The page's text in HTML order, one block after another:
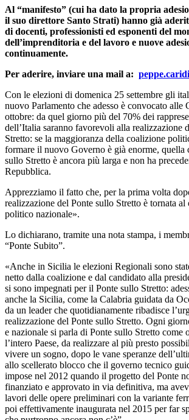
Al “manifesto” (cui ha dato la propria
il suo direttore Santo Strati) hanno già
di docenti, professionisti ed esponenti del
dell’imprenditoria e del lavoro e nuove
continuamente.
Per aderire, inviare una mail a:
Con le elezioni di domenica 25 settembre gli
nuovo Parlamento che adesso è convocato alle
ottobre: da quel giorno più del 70% dei
dell’Italia saranno favorevoli alla realizzazione
Stretto: se la maggioranza della coalizione
formare il nuovo Governo è già enorme, quella
sullo Stretto è ancora più larga e non ha
Repubblica.
Apprezziamo il fatto che, per la prima volta
realizzazione del Ponte sullo Stretto è tornata
politico nazionale».
Lo dichiarano, tramite una nota stampa, i
“Ponte Subito”.
«Anche in Sicilia le elezioni Regionali sono
netto dalla coalizione e dal candidato alla
si sono impegnati per il Ponte sullo Stretto:
anche la Sicilia, come la Calabria guidata da
da un leader che quotidianamente ribadisce
realizzazione del Ponte sullo Stretto. Ogni
e nazionale si parla di Ponte sullo Stretto come
l’intero Paese, da realizzare al più presto
vivere un sogno, dopo le vane speranze
allo scellerato blocco che il governo tecnico
impose nel 2012 quando il progetto del Ponte
finanziato e approvato in via definitiva, ma
lavori delle opere preliminari con la variante
poi effettivamente inaugurata nel 2015 per far